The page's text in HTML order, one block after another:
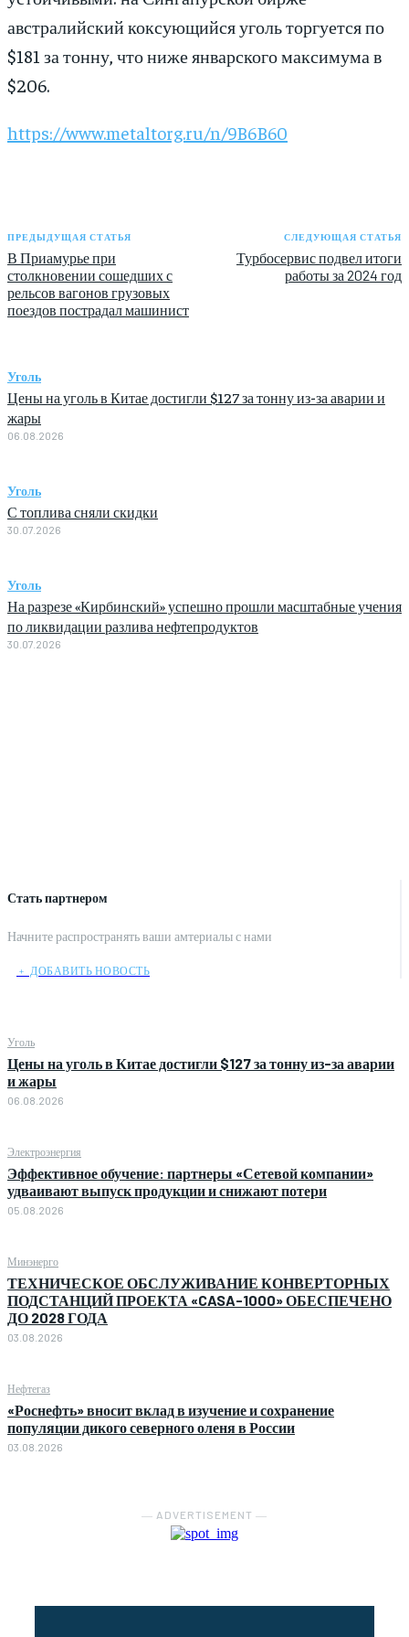
Стать партнером
Начните распространять ваши амтериалы с нами
﹢ ДОБАВИТЬ НОВОСТЬ
Уголь
Цены на уголь в Китае достигли $127 за тонну из-за аварии
и жары
06.08.2026
Электроэнергия
Эффективное обучение: партнеры «Сетевой компании»
удваивают выпуск продукции и снижают потери
05.08.2026
Минэнерго
ТЕХНИЧЕСКОЕ ОБСЛУЖИВАНИЕ КОНВЕРТОРНЫХ
ПОДСТАНЦИЙ ПРОЕКТА «CASA-1000» ОБЕСПЕЧЕНО
ДО 2028 ГОДА
03.08.2026
Нефтегаз
«Роснефть» вносит вклад в изучение и сохранение
популяции дикого северного оленя в России
03.08.2026
― ADVERTISEMENT ―
австралийский коксующийся уголь торгуется по
$181 за тонну, что ниже январского максимума в
$206.
https://www.metaltorg.ru/n/9B6B60
ПРЕДЫДУЩАЯ СТАТЬЯ
В Приамурье при
столкновении сошедших с
рельсов вагонов грузовых
поездов пострадал машинист
СЛЕДУЮЩАЯ СТАТЬЯ
Турбосервис подвел итоги
работы за 2024 год
Уголь
Цены на уголь в Китае достигли $127 за тонну из-за аварии и
жары
06.08.2026
Уголь
С топлива сняли скидки
30.07.2026
Уголь
На разрезе «Кирбинский» успешно прошли масштабные учения
по ликвидации разлива нефтепродуктов
30.07.2026